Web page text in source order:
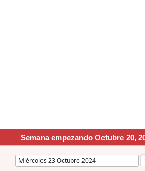
Semana empezando Octubre 20,